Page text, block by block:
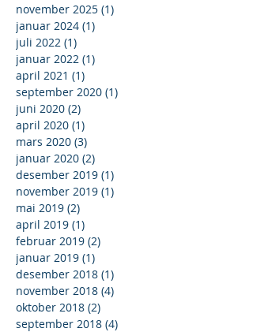
november 2025 (1)
januar 2024 (1)
juli 2022 (1)
januar 2022 (1)
april 2021 (1)
september 2020 (1)
juni 2020 (2)
april 2020 (1)
mars 2020 (3)
januar 2020 (2)
desember 2019 (1)
november 2019 (1)
mai 2019 (2)
april 2019 (1)
februar 2019 (2)
januar 2019 (1)
desember 2018 (1)
november 2018 (4)
oktober 2018 (2)
september 2018 (4)